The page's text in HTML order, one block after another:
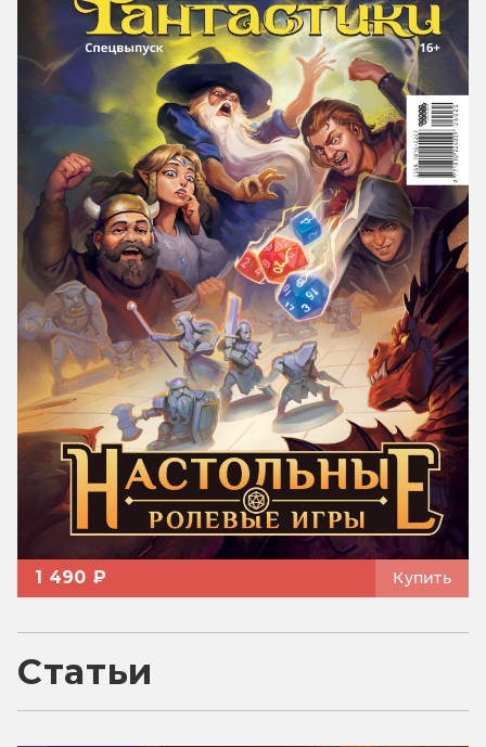
1 490 ₽ Купить
Статьи